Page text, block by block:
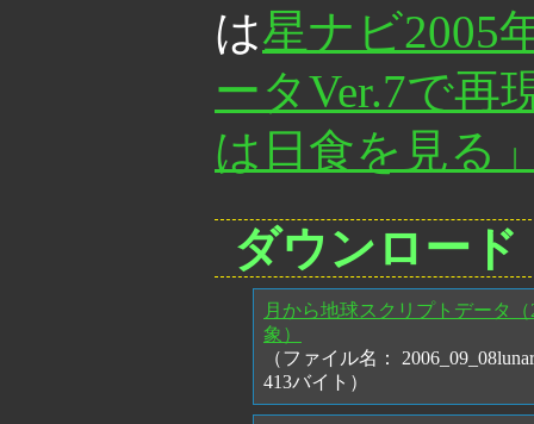
は星ナビ2005
ータVer.7で再
は日食を見る
ダウンロード
月から地球スクリプトデータ
象）
（ファイル名：
413バイト）